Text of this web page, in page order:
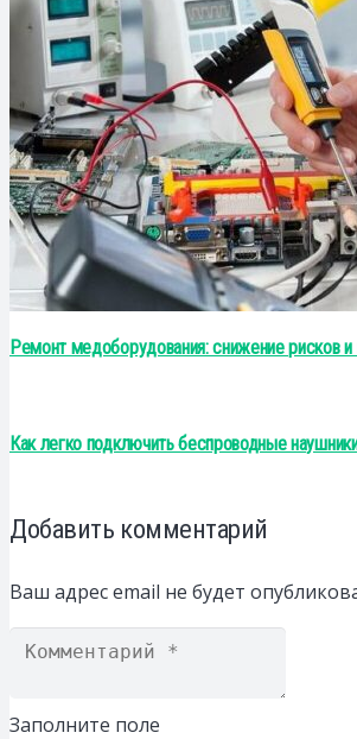
Ремонт медоборудования: снижение рисков
Как легко подключить беспроводные
Добавить комментарий
Ваш адрес email не будет
Заполните поле